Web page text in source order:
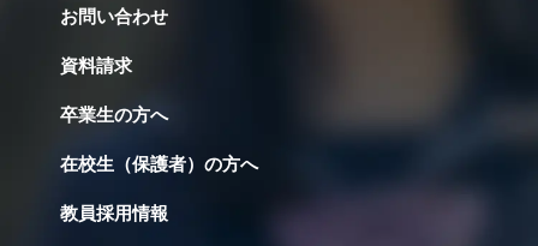
お問い合わせ
資料請求
卒業生の方へ
在校生（保護者）の方へ
教員採用情報